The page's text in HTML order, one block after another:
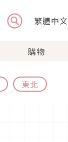
繁體中文
購物
東北